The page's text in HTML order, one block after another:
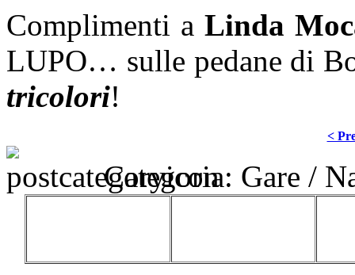
Complimenti a Linda
LUPO… sulle pedane di
tricolori!
<
Categoria: Gare /